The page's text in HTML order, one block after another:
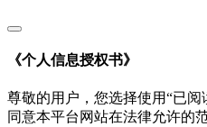
《个人信息授权书》
尊敬的用户，您选择使用“已
同意本平台网站在法律允许的